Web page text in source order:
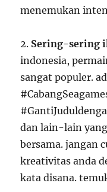
menemukan
2. Sering-sering
indonesia,
sangat populer.
dan lain-lain
bersama. jangan
kreativitas anda
kata disana.